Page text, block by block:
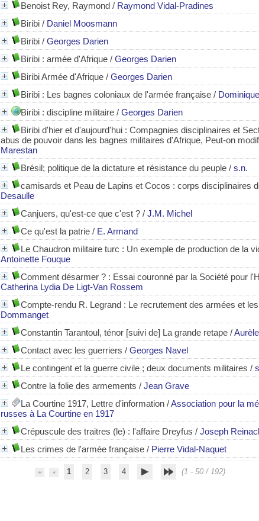
Benoist Rey, Raymond / Raymond Vidal-Pradines
Biribi / Daniel Moosmann
Biribi / Georges Darien
Biribi : armée d'Afrique / Georges Darien
Biribi Armée d'Afrique / Georges Darien
Biribi : Les bagnes coloniaux de l'armée française /
Biribi : discipline militaire / Georges Darien
Biribi d'hier et d'aujourd'hui : Compagnies disciplinaires et
abus de pouvoir dans les bagnes militaires d'Afrique, Peut-on
Marestan
Brésil; politique de la dictature et résistance du peuple / s.n.
camisards et Peau de Lapins et Cocos : corps disciplinaires
Desaulle
Canjuers, qu'est-ce que c'est ? / J.M. Michel
Ce qu'est la patrie / E. Armand
Le Chaudron militaire turc : Un exemple de production de la
Antoinette Fouque
Comment désarmer ? : Essai couronné par la Société pour
Catherina Lydia De Ligt-Van Rossem
Compte-rendu R. Legrand : Le recrutement des armées et
Dommanget
Constantin Tarantoul, ténor [suivi de] La grande retape /
Contact avec les guerriers / Georges Navel
Le contingent et la guerre civile ; deux documents militaires /
Contre la folie des armements / Jean Grave
La Courtine 1917, Lettre d'information /Association pour la
russes à La Courtine en 1917
Crépuscule des traitres (le) : l'affaire Dreyfus / Joseph
Les crimes de l'armée française / Pierre Vidal-Naquet
1 2 3 4 (1 - 50 / 192)